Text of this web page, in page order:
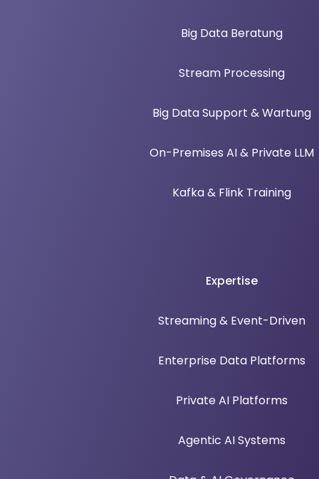
Big Data Beratung
Stream Processing
Big Data Support & Wartung
On-Premises AI & Private LLM
Kafka & Flink Training
Expertise
Streaming & Event-Driven
Enterprise Data Platforms
Private AI Platforms
Agentic AI Systems